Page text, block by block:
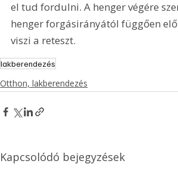
el tud fordulni. A henger végére
henger forgásirányától függően
viszi a reteszt.
lakberendezés
Otthon, lakberendezés
Kapcsolódó bejegyzések